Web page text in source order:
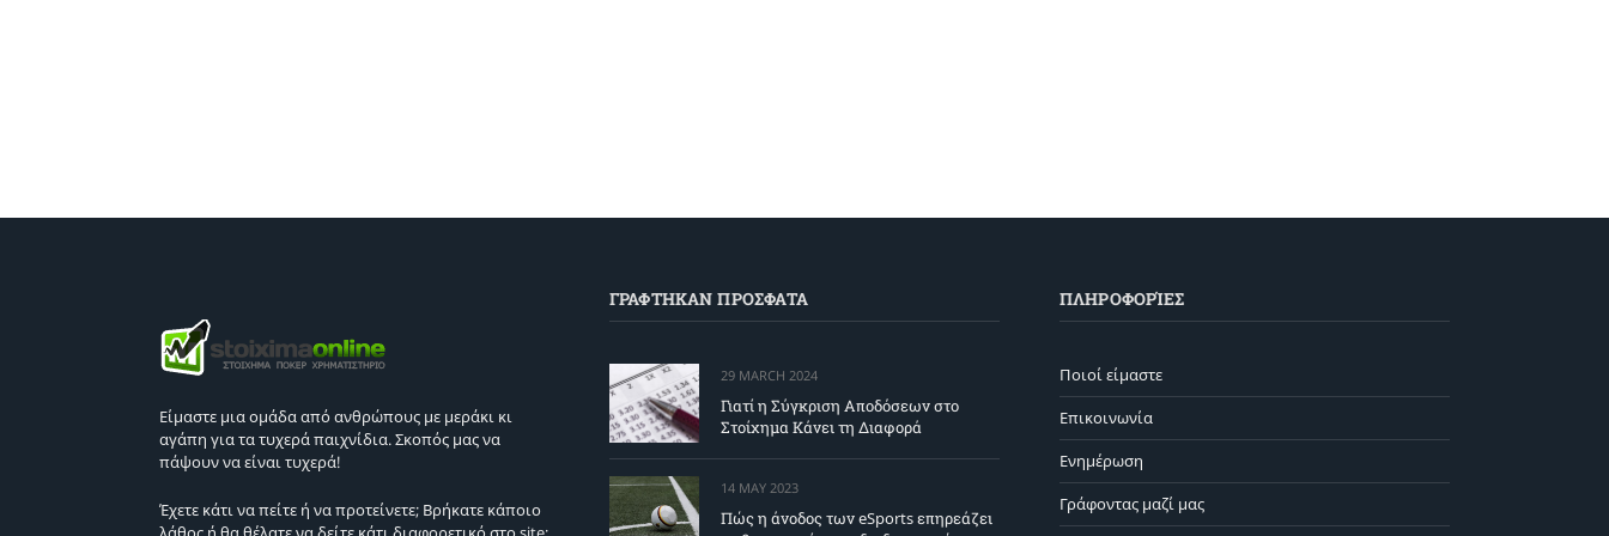
Είμαστε μια ομάδα από ανθρώπους με μεράκι κι
αγάπη για τα τυχερά παιχνίδια. Σκοπός μας να
πάψουν να είναι τυχερά!
Έχετε κάτι να πείτε ή να προτείνετε; Βρήκατε κάποιο
ΓΡΑΦΤΗΚΑΝ ΠΡΟΣΦΑΤΑ
29 MARCH 2024
Γιατί η Σύγκριση Αποδόσεων στο
Στοίχημα Κάνει τη Διαφορά
14 MAY 2023
Πώς η άνοδος των eSports επηρεάζει
ΠΛΗΡΟΦΟΡΊΕΣ
Ποιοί είμαστε
Επικοινωνία
Ενημέρωση
Γράφοντας μαζί μας